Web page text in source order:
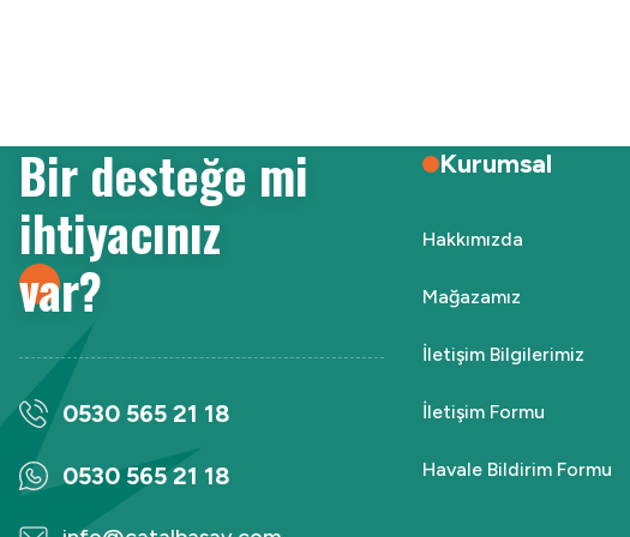
Bu ürüne benzer farklı alternatifler olmalı.
Bir desteğe mi
ihtiyacınız
var?
0530 565 21 18
0530 565 21 18
Kurumsal
Hakkımızda
Mağazamız
İletişim Bilgilerimiz
İletişim Formu
Havale Bildirim Formu